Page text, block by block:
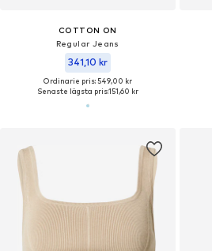
COTTON ON
Regular Jeans
341,10 kr
Ordinarie pris: 549,00 kr
Senaste lägsta pris:151,60 kr